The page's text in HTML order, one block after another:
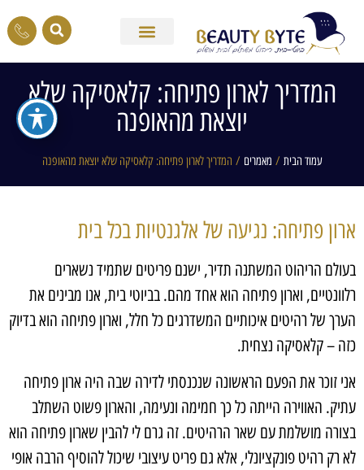
המדריך לארון פתיחה: קלאסיקה שלא
יוצאת מהאופנה
עמוד הבית / מאמרים / המדריך לארון פתיחה: קלאסיקה שלא יוצאת מהאופנה
ארון פתיחה: נגיעה של אלגנטיות בכל בית
בעולם הריהוט המשתנה תדיר, ישנם פריטים שתמיד נשארים
רלוונטיים, וארון פתיחה הוא אחד מהם. בביוטי בית, אנו מבינים את
הערך של רהיטים איכותיים המשדרגים כל חלל, וארון פתיחה הוא בדיוק
כזה – קלאסיקה נצחית.
אני זוכר את הפעם הראשונה שנכנסתי לדירה שבה היה ארון פתיחה
עתיק. האווירה הייתה כל כך חמימה ונעימה, והארון פשוט השתלב
בצורה מושלמת עם שאר הרהיטים. זה גרם לי להבין שארון פתיחה הוא
לא רק רהיט פונקציונלי, אלא גם פריט עיצובי שיכול להוסיף הרבה אופי